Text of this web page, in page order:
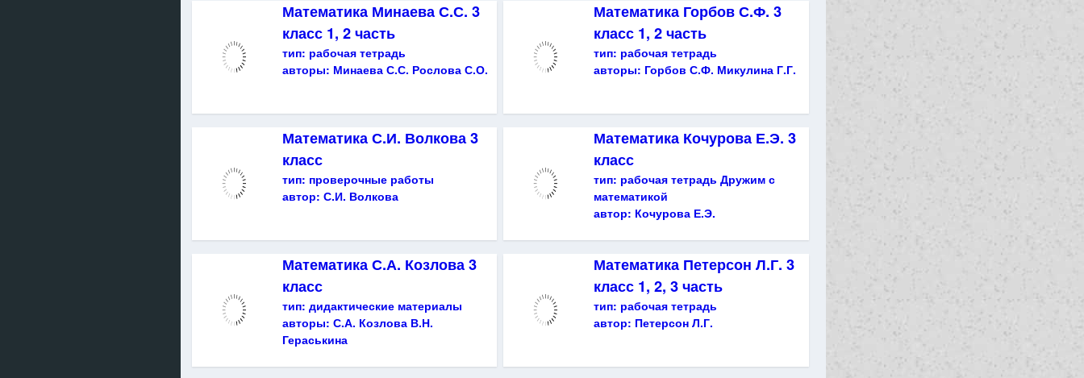
Математика Минаева С.С. 3
класс 1, 2 часть
тип: рабочая тетрадь
авторы: Минаева С.С. Рослова С.О.
Математика Горбов С.Ф. 3
класс 1, 2 часть
тип: рабочая тетрадь
авторы: Горбов С.Ф. Микулина Г.Г.
Математика С.И. Волкова 3
класс
тип: проверочные работы
автор: С.И. Волкова
Математика Кочурова Е.Э. 3
класс
тип: рабочая тетрадь Дружим с
математикой
автор: Кочурова Е.Э.
Математика С.А. Козлова 3
класс
тип: дидактические материалы
авторы: С.А. Козлова В.Н.
Гераськина
Математика Петерсон Л.Г. 3
класс 1, 2, 3 часть
тип: рабочая тетрадь
автор: Петерсон Л.Г.